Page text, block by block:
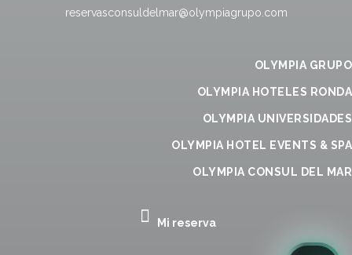
reservasconsuldelmar@olympiagrupo.com
OLYMPIA GRUPO
OLYMPIA HOTELES RONDA
OLYMPIA UNIVERSIDADES
OLYMPIA HOTEL EVENTS & SPA
OLYMPIA CONSUL DEL MAR
Mi reserva